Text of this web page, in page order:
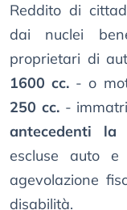
Reddito di
dai nuclei
proprietari di
1600 cc. - o
250 cc.-
antecedenti la
escluse auto
agevolazione
disabilità.